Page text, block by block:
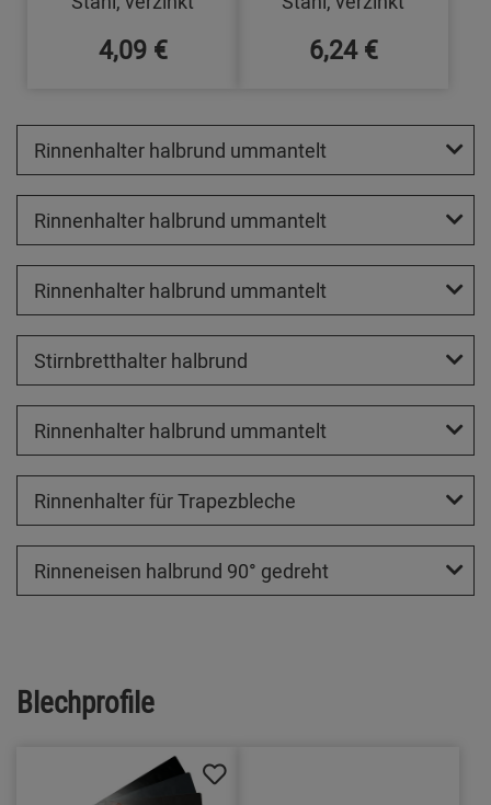
4,09 € 6,24 €
Rinnenhalter halbrund ummantelt
Rinnenhalter halbrund ummantelt
Rinnenhalter halbrund ummantelt
Stirnbretthalter halbrund
Rinnenhalter halbrund ummantelt
Rinnenhalter für Trapezbleche
Rinneneisen halbrund 90° gedreht
Blechprofile